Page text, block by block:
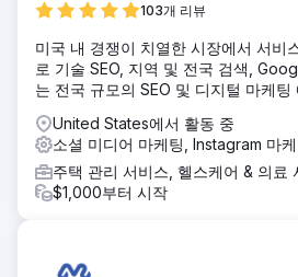
결과
1년 이내에 500만 달러 이상의 추가
상당한 비즈니스 성장과 성공을 입증
에이전시 페이지로
103개 리뷰
미국 내 경쟁이 치열한 시장에서 서비
로 기술 SEO, 지역 및 전국 검색,
는 전국 규모의 SEO 및 디지털 마케팅
United States에서 활동 중
소셜 미디어 마케팅, Instagram 마케
주택 관리 서비스, 헬스케어 & 의료
$1,000부터 시작